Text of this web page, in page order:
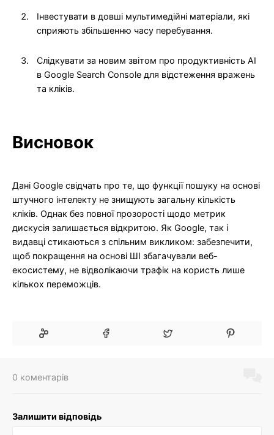
Інвестувати в довші мультимедійні матеріали, які
сприяють збільшенню часу перебування.
Слідкувати за новим звітом про продуктивність AI
в Google Search Console для відстеження вражень
та кліків.
Висновок
Дані Google свідчать про те, що функції пошуку на основі
штучного інтелекту не знищують загальну кількість
кліків. Однак без повної прозорості щодо метрик
дискусія залишається відкритою. Як Google, так і
видавці стикаються з спільним викликом: забезпечити,
щоб покращення на основі ШІ збагачували веб-
екосистему, не відволікаючи трафік на користь лише
кількох переможців.
0 коментарів
Залишити відповідь